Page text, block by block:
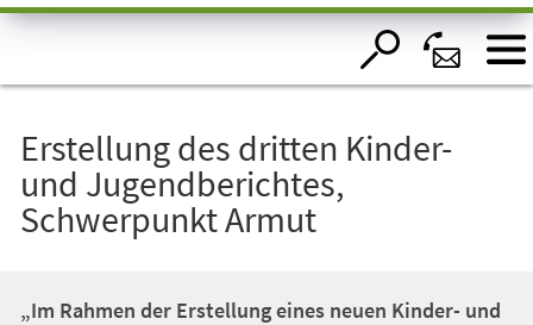
Visuelle
Erstellung des dritten Kinder-
und Jugendberichtes,
Schwerpunkt Armut
„Im Rahmen der Erstellung eines neuen Kinder- und